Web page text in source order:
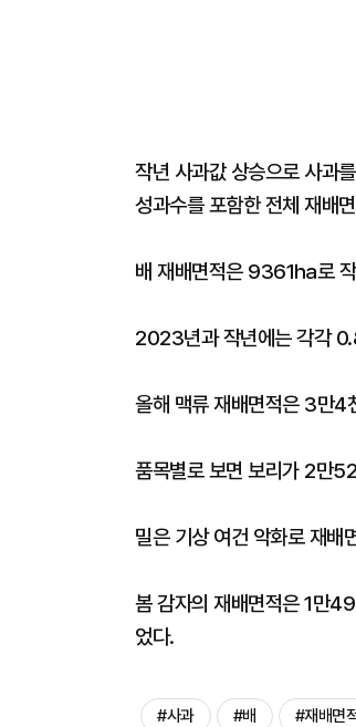
작년 사과값 상승으로 사과
성과수를 포함한 전체 재배
배 재배면적은 9361㏊로
2023년과 작년에는 각각
올해 맥류 재배면적은 3만
품목별로 보면 보리가 2만
밀은 기상 여건 악화로 재
봄 감자의 재배면적은 1만
었다.
#사과 #배 #재배면